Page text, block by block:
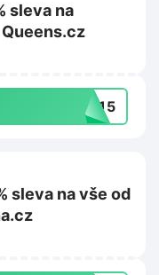
sleva na
EL15
sleva na vše od